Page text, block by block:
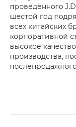
проведённого
шестой год
всех китайских
корпоративной
высокое
производства,